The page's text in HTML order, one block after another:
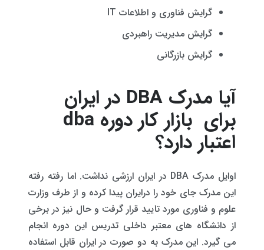
گرایش فناوری و اطلاعات IT
گرایش مدیریت راهبردی
گرایش بازرگانی
آیا مدرک DBA در ایران
برای بازار کار دوره dba
اعتبار دارد؟
اوایل مدرک DBA در ایران ارزشی نداشت. اما رفته رفته
این مدرک جای خود را درایران پیدا کرده و از طرف وزارت
علوم و فناوری مورد تایید قرار گرفت و حال نیز در برخی
از دانشگاه های معتبر داخلی تدریس این دوره انجام
می گیرد. این مدرک به دو صورت در ایران قابل استفاده